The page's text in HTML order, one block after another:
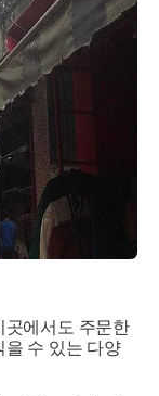
곳에서도 주문한
을 수 있는 다양